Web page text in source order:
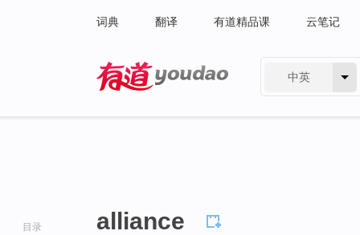
词典 翻译 有道精品课 云笔记
中英
目录 alliance